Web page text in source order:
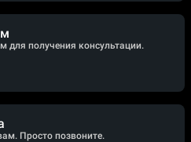
для получения консультации.
Просто позвоните.